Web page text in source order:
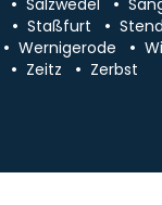
Salzwedel
Staßfurt
Wernigerode
Zeitz Zerbst